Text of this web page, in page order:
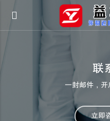
联
一封邮件，
立